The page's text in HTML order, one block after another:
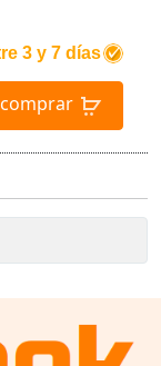
3 y 7 días
comprar